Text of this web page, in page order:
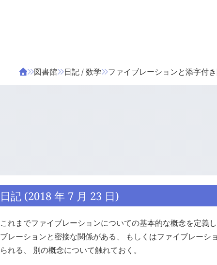
図書館 日記 / 数学 ファイブレーションと添字付
日記 (2018 年 7 月 23 日)
これまでファイブレーションについての基本的な概念を定義
ブレーションと密接な関係がある、 もしくはファイブレーシ
られる、 別の概念について触れておく。